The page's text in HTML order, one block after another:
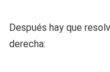
Después hay que
derecha: